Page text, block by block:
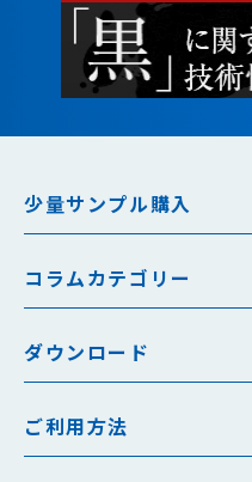
少量サンプル購入
コラムカテゴリー
ダウンロード
ご利用方法